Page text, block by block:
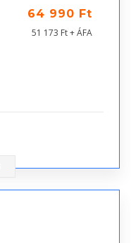
64 990 Ft
51 173 Ft + ÁFA